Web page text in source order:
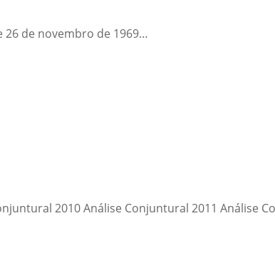
26 de novembro de 1969…
2010 Análise Conjuntural 2011 Análise